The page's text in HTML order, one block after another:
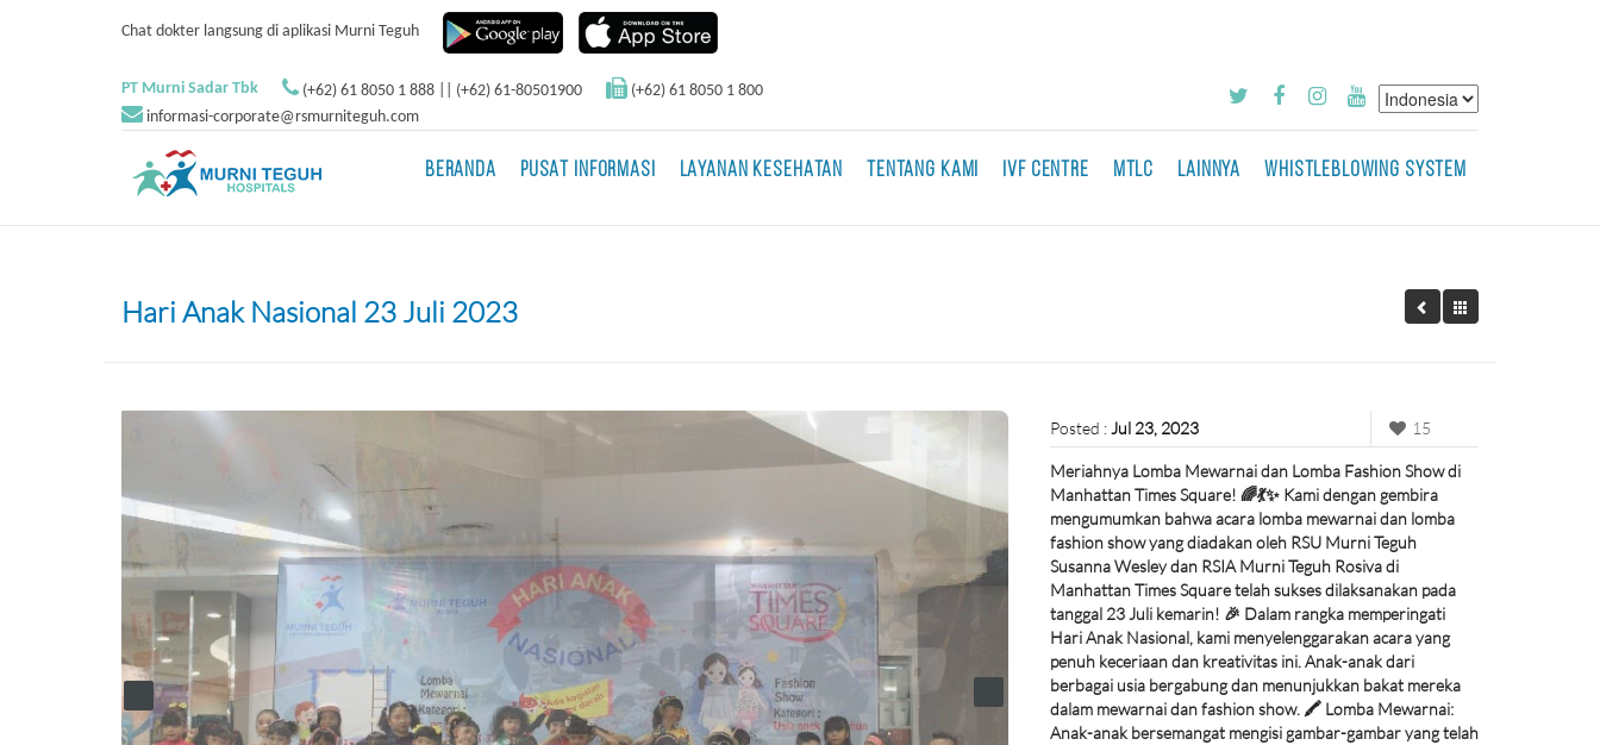
Chat dokter langsung di aplikasi Murni Teguh
PT Murni Sadar Tbk (+62) 61 8050 1 888 || (+62) 61-80501900
(+62) 61 8050 1 800
informasi-corporate@rsmurniteguh.com
BERANDA PUSAT INFORMASI LAYANAN KESEHATAN TENTANG KAMI IVF CENTRE MTLC LAINNYA WHISTLEBLOWING SYSTEM
Hari Anak Nasional 23 Juli 2023
Posted :Jul 23, 2023 15
Meriahnya Lomba Mewarnai dan Lomba Fashion Show di
Manhattan Times Square! 🌈💃✨ Kami dengan gembira
mengumumkan bahwa acara lomba mewarnai dan lomba
fashion show yang diadakan oleh RSU Murni Teguh
Susanna Wesley dan RSIA Murni Teguh Rosiva di
Manhattan Times Square telah sukses dilaksanakan pada
tanggal 23 Juli kemarin! 🎉 Dalam rangka memperingati
Hari Anak Nasional, kami menyelenggarakan acara yang
penuh keceriaan dan kreativitas ini. Anak-anak dari
berbagai usia bergabung dan menunjukkan bakat mereka
dalam mewarnai dan fashion show. 🖍️ Lomba Mewarnai:
Anak-anak bersemangat mengisi gambar-gambar yang telah